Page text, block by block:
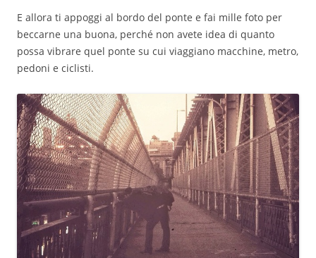
E allora ti appoggi al bordo del ponte e fai mille foto per
beccarne una buona, perché non avete idea di quanto
possa vibrare quel ponte su cui viaggiano macchine, metro,
pedoni e ciclisti.